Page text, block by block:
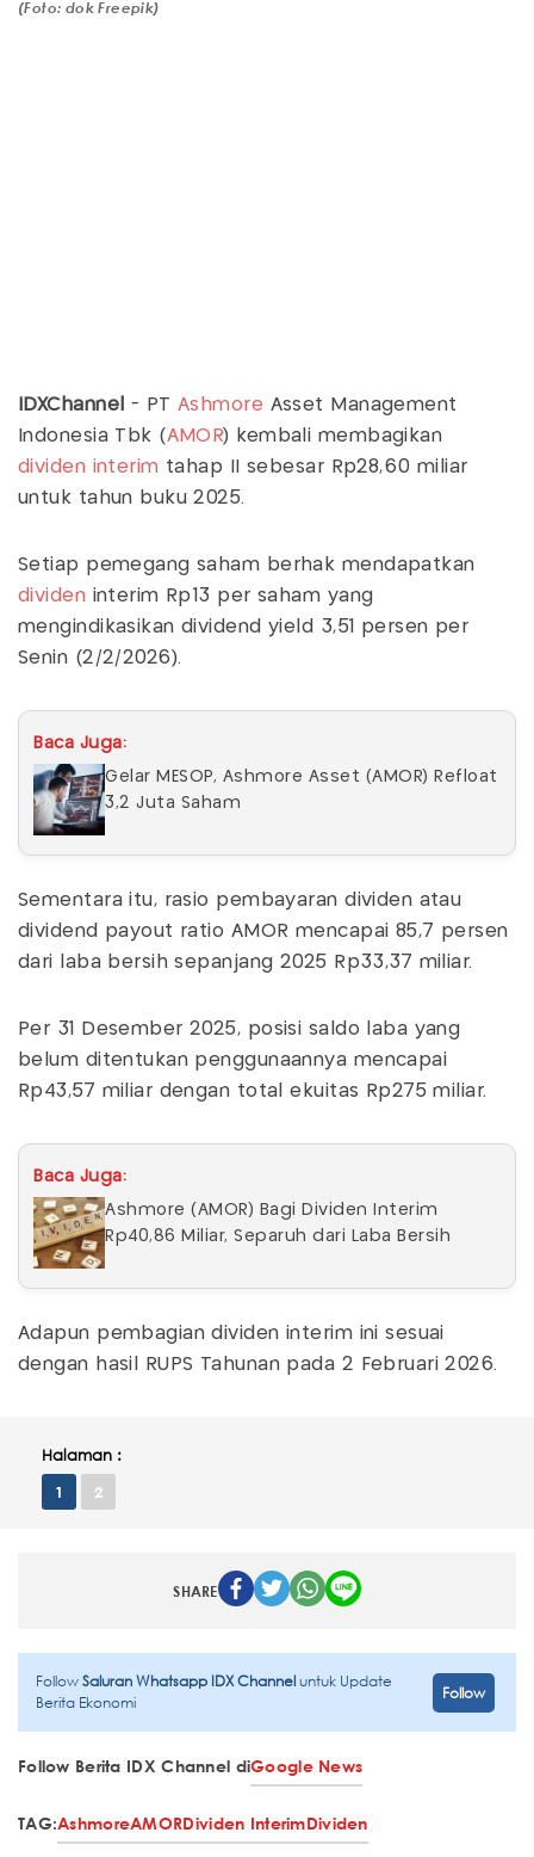
(Foto: dok Freepik)
IDXChannel - PTAshmore Asset Management
Indonesia Tbk (AMOR) kembali membagikan
dividen interim tahap II sebesar Rp28,60 miliar
untuk tahun buku 2025.
Setiap pemegang saham berhak mendapatkan
dividen interim Rp13 per saham yang
mengindikasikan dividend yield 3,51 persen per
Senin (2/2/2026).
Baca Juga:
Gelar MESOP, Ashmore Asset (AMOR) Refloat
3,2 Juta Saham
Sementara itu, rasio pembayaran dividen atau
dividend payout ratio AMOR mencapai 85,7 persen
dari laba bersih sepanjang 2025 Rp33,37 miliar.
Per 31 Desember 2025, posisi saldo laba yang
belum ditentukan penggunaannya mencapai
Rp43,57 miliar dengan total ekuitas Rp275 miliar.
Baca Juga:
Ashmore (AMOR) Bagi Dividen Interim
Rp40,86 Miliar, Separuh dari Laba Bersih
Adapun pembagian dividen interim ini sesuai
dengan hasil RUPS Tahunan pada 2 Februari 2026.
Halaman :
1 2
SHARE
FollowSaluran Whatsapp IDX Channeluntuk Update
Berita Ekonomi
Follow
Follow Berita IDX Channel diGoogle News
TAG:AshmoreAMORDividen InterimDividen